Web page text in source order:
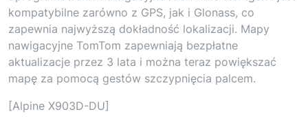
kompatybilne zarówno z GPS, jak i Glonass, co
zapewnia najwyższą dokładność lokalizacji. Mapy
nawigacyjne TomTom zapewniają bezpłatne
aktualizacje przez 3 lata i można teraz powiększać
mapę za pomocą gestów szczypnięcia palcem.
[Alpine X903D-DU]